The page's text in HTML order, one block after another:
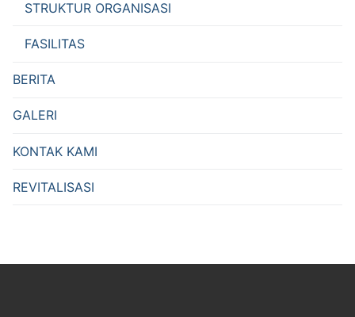
STRUKTUR ORGANISASI
FASILITAS
BERITA
GALERI
KONTAK KAMI
REVITALISASI